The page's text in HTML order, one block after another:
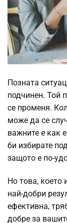
Позната
подчинен. Той
се променя.
може да се
важните е как
би избирате
защото е по-
Но това, което
най-добри
ефективна,
добре за